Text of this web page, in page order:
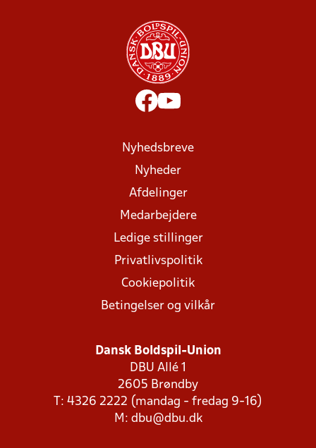
Nyhedsbreve
Nyheder
Afdelinger
Medarbejdere
Ledige stillinger
Privatlivspolitik
Cookiepolitik
Betingelser og vilkår
Dansk Boldspil-Union
DBU Allé 1
2605 Brøndby
T: 4326 2222 (mandag - fredag 9-16)
M: dbu@dbu.dk